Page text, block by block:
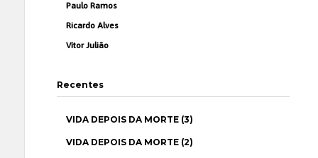
Paulo Ramos
Ricardo Alves
Vítor Julião
Recentes
VIDA DEPOIS DA MORTE (3)
VIDA DEPOIS DA MORTE (2)